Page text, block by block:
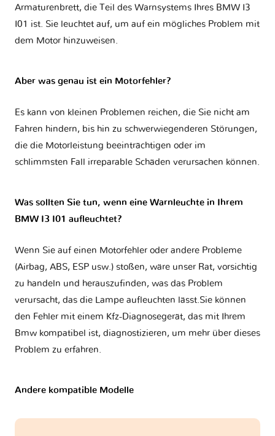
Armaturenbrett, die Teil des Warnsystems Ihres BMW I3
I01 ist. Sie leuchtet auf, um auf ein mögliches Problem mit
dem Motor hinzuweisen.
Aber was genau ist ein Motorfehler?
Es kann von kleinen Problemen reichen, die Sie nicht am
Fahren hindern, bis hin zu schwerwiegenderen Störungen,
die die Motorleistung beeinträchtigen oder im
schlimmsten Fall irreparable Schäden verursachen können.
Was sollten Sie tun, wenn eine Warnleuchte in Ihrem
BMW I3 I01 aufleuchtet?
Wenn Sie auf einen Motorfehler oder andere Probleme
(Airbag, ABS, ESP usw.) stoßen, wäre unser Rat, vorsichtig
zu handeln und herauszufinden, was das Problem
verursacht, das die Lampe aufleuchten lässt.Sie können
den Fehler mit einem Kfz-Diagnosegerät, das mit Ihrem
Bmw kompatibel ist, diagnostizieren, um mehr über dieses
Problem zu erfahren.
Andere kompatible Modelle